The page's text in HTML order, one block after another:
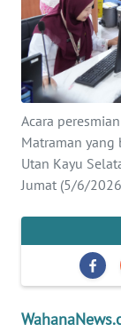
Acara
Matraman yang
Utan Kayu
Jumat (5/6/
SERBA-SERBI
PENDIDIKAN
OLAHRAGA
OPINI
BERITA